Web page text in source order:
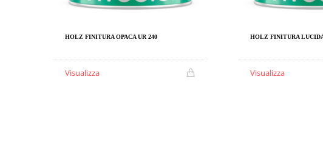
HOLZ FINITURA OPACA UR 240
Visualizza
HOLZ FINITURA
Visualizza